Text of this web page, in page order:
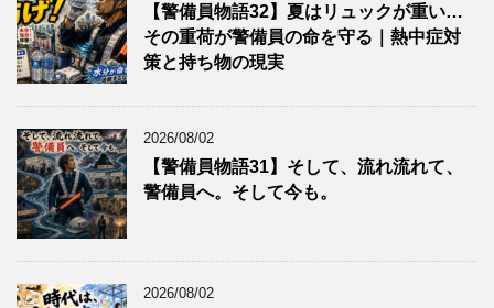
【警備員物語32】夏はリュックが重い…
その重荷が警備員の命を守る｜熱中症対
策と持ち物の現実
2026/08/02
【警備員物語31】そして、流れ流れて、
警備員へ。そして今も。
2026/08/02